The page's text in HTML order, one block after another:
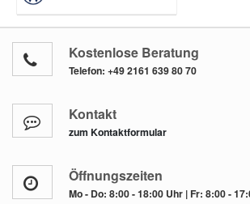
Kostenlose Beratung
Telefon: +49 2161 639 80 70
Kontakt
zum Kontaktformular
Öffnungszeiten
Mo - Do: 8:00 - 18:00 Uhr | Fr: 8:00 -